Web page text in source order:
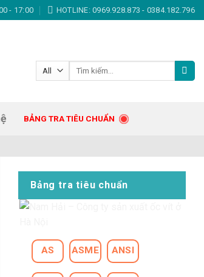
Vít gỗ, Giá tốt nhất, Chất lượng hàng đầu!
- 17:00 HOTLINE: 0969.928.873 - 0384.182.796
Tìm
BẢNG TRA TIÊU CHUẨN
Bảng tra tiêu chuẩn
AS ASME ANSI